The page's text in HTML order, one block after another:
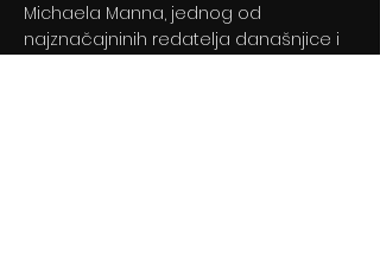
Michaela Manna, jednog od
najznačajninih redatelja današnjice i